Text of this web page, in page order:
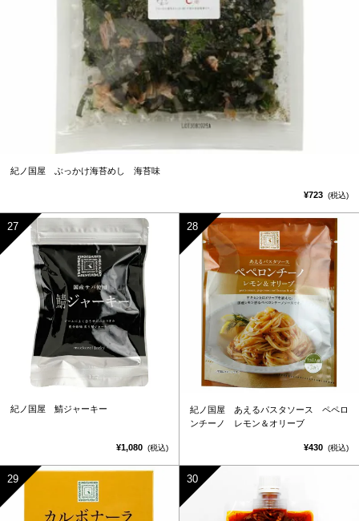
紀ノ国屋 ぶっかけ海苔めし 海苔味
¥723 (税込)
紀ノ国屋 鯖ジャーキー
¥1,080 (税込)
紀ノ国屋 あえるパスタソース ペペロ
ンチーノ レモン＆オリーブ
¥430 (税込)